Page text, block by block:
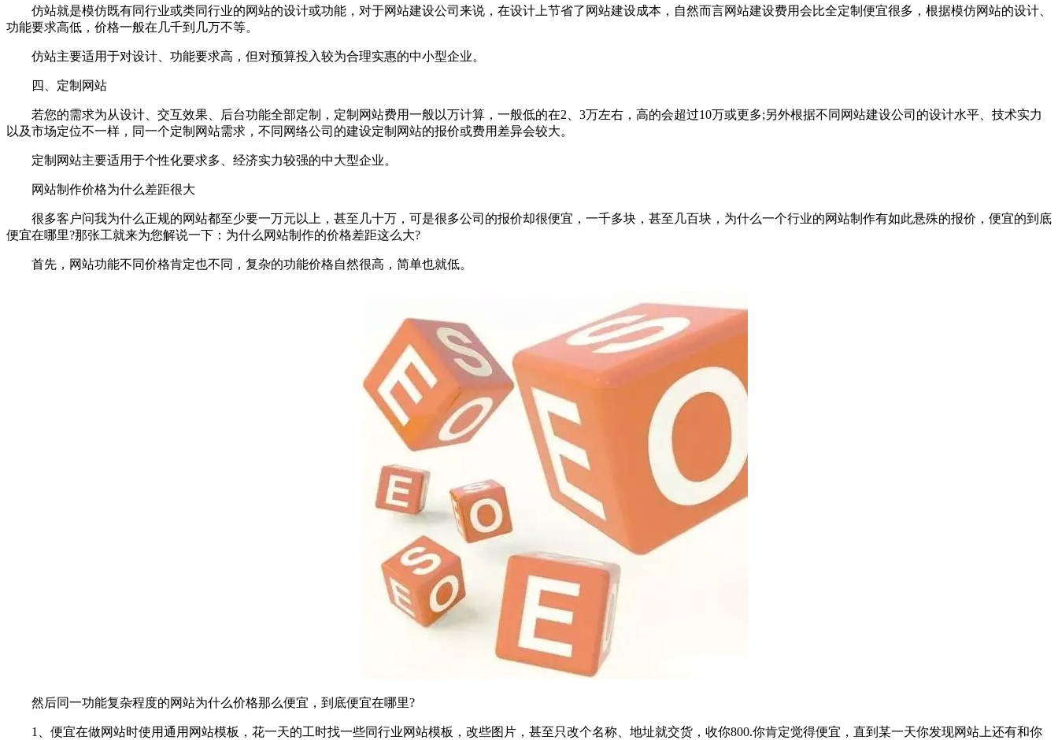
仿站就是模仿既有同行业或类同行业的网站的设计或功能，对于网站建设公司来说，在设计上节省了网站建设成本，自然而言网站建设费用会比全定制便宜很多，根据模仿网站的设计、
功能要求高低，价格一般在几千到几万不等。
仿站主要适用于对设计、功能要求高，但对预算投入较为合理实惠的中小型企业。
四、定制网站
若您的需求为从设计、交互效果、后台功能全部定制，定制网站费用一般以万计算，一般低的在2、3万左右，高的会超过10万或更多;另外根据不同网站建设公司的设计水平、技术实力
以及市场定位不一样，同一个定制网站需求，不同网络公司的建设定制网站的报价或费用差异会较大。
定制网站主要适用于个性化要求多、经济实力较强的中大型企业。
网站制作价格为什么差距很大
很多客户问我为什么正规的网站都至少要一万元以上，甚至几十万，可是很多公司的报价却很便宜，一千多块，甚至几百块，为什么一个行业的网站制作有如此悬殊的报价，便宜的到底
便宜在哪里?那张工就来为您解说一下：为什么网站制作的价格差距这么大?
首先，网站功能不同价格肯定也不同，复杂的功能价格自然很高，简单也就低。
然后同一功能复杂程度的网站为什么价格那么便宜，到底便宜在哪里?
1、便宜在做网站时使用通用网站模板，花一天的工时找一些同行业网站模板，改些图片，甚至只改个名称、地址就交货，收你800.你肯定觉得便宜，直到某一天你发现网站上还有和你